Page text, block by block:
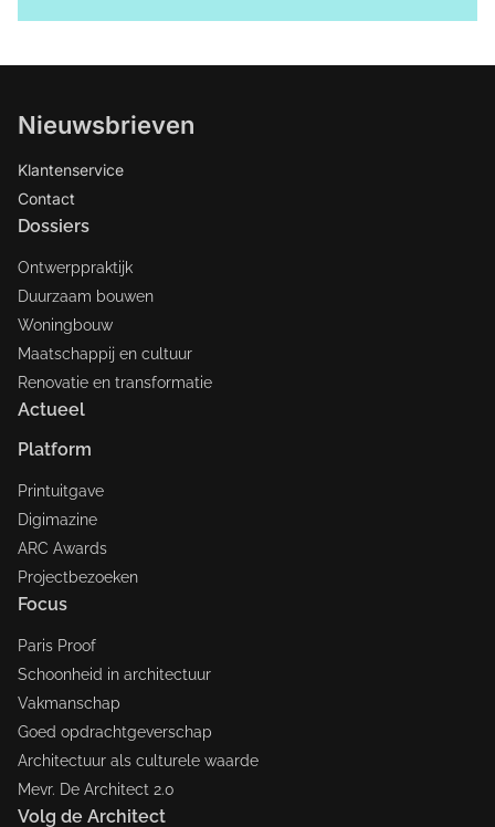
Nieuwsbrieven
Klantenservice
Contact
Dossiers
Ontwerppraktijk
Duurzaam bouwen
Woningbouw
Maatschappij en cultuur
Renovatie en transformatie
Actueel
Platform
Printuitgave
Digimazine
ARC Awards
Projectbezoeken
Focus
Paris Proof
Schoonheid in architectuur
Vakmanschap
Goed opdrachtgeverschap
Architectuur als culturele waarde
Mevr. De Architect 2.0
Volg de Architect